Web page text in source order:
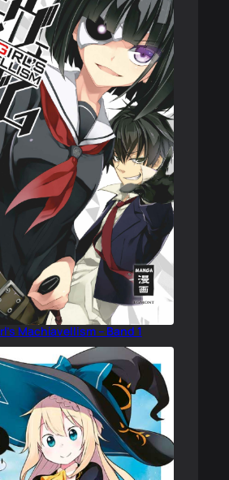
Machiavellism – Band 1